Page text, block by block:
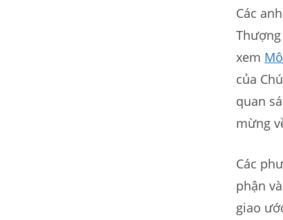
Các
xem
của
quan
mừng
Các
phận
giao